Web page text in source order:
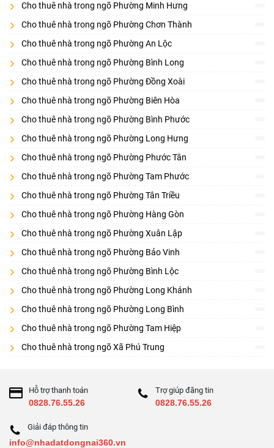
người thuê.
Cho thuê nhà trong ngõ Phường Minh Hưng
Cho thuê nhà trong ngõ Phường Chơn Thành
Cho thuê nhà trong ngõ Phường An Lộc
Cho thuê nhà trong ngõ Phường Bình Long
Cho thuê nhà trong ngõ Phường Đồng Xoài
Cho thuê nhà trong ngõ Phường Biên Hòa
Cho thuê nhà trong ngõ Phường Bình Phước
Cho thuê nhà trong ngõ Phường Long Hưng
Cho thuê nhà trong ngõ Phường Phước Tân
Cho thuê nhà trong ngõ Phường Tam Phước
Cho thuê nhà trong ngõ Phường Tân Triều
Cho thuê nhà trong ngõ Phường Hàng Gòn
Cho thuê nhà trong ngõ Phường Xuân Lập
Cho thuê nhà trong ngõ Phường Bảo Vinh
Cho thuê nhà trong ngõ Phường Bình Lộc
Cho thuê nhà trong ngõ Phường Long Khánh
Cho thuê nhà trong ngõ Phường Long Bình
Cho thuê nhà trong ngõ Phường Tam Hiệp
Cho thuê nhà trong ngõ Xã Phú Trung
Hỗ trợ thanh toán
0828.76.55.26
Trợ giúp đăng tin
0828.76.55.26
Giải đáp thông tin
info@nhadatdongnai360.vn